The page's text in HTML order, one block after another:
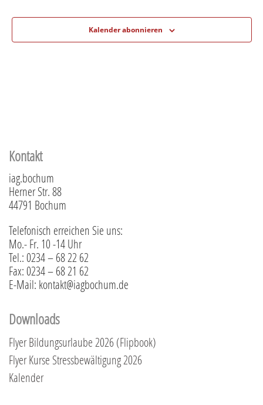
Kalender abonnieren
Kontakt
iag.bochum
Herner Str. 88
44791 Bochum
Telefonisch erreichen Sie uns:
Mo.- Fr. 10 -14 Uhr
Tel.: 0234 – 68 22 62
Fax: 0234 – 68 21 62
E-Mail: kontakt@iagbochum.de
Downloads
Flyer Bildungsurlaube 2026 (Flipbook)
Flyer Kurse Stressbewältigung 2026
Kalender